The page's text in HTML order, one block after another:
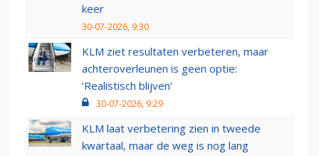
keer
30-07-2026, 9:30
KLM ziet resultaten verbeteren, maar
achteroverleunen is geen optie:
‘Realistisch blijven’
30-07-2026, 9:29
KLM laat verbetering zien in tweede
kwartaal, maar de weg is nog lang